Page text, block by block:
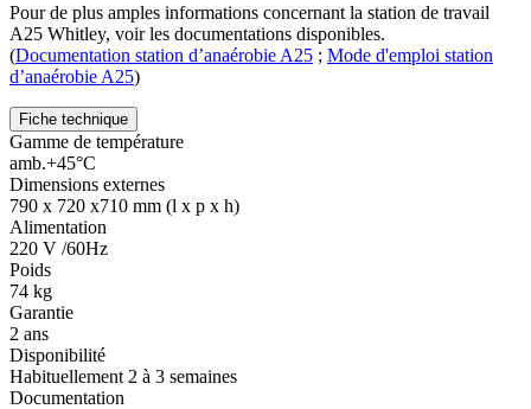
Pour de plus amples informations concernant la station de travail
A25 Whitley, voir les documentations disponibles.
(Documentation station d’anaérobie A25 ; Mode d'emploi station
d’anaérobie A25)
Fiche technique
Gamme de température
amb.+45°C
Dimensions externes
790 x 720 x710 mm (l x p x h)
Alimentation
220 V /60Hz
Poids
74 kg
Garantie
2 ans
Disponibilité
Habituellement 2 à 3 semaines
Documentation